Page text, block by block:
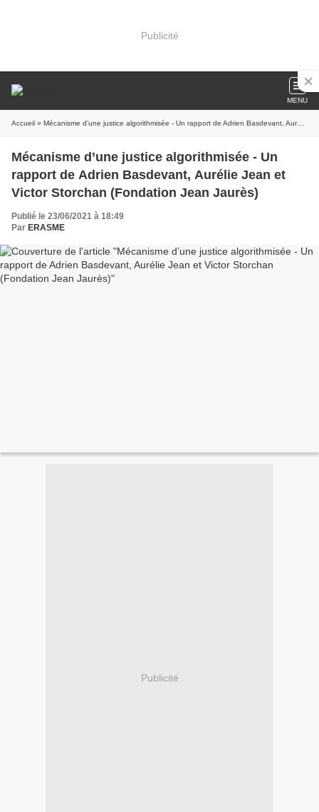
Publicité
MENU
Accueil » Mécanisme d’une justice algorithmisée - Un rapport de Adrien Basdevant, Aurélie Jean et Victor Storchan (Fondation Jean Jaurès)
Mécanisme d’une justice algorithmisée - Un
rapport de Adrien Basdevant, Aurélie Jean et
Victor Storchan (Fondation Jean Jaurès)
Publié le 23/06/2021 à 18:49
Par ERASME
Publicité